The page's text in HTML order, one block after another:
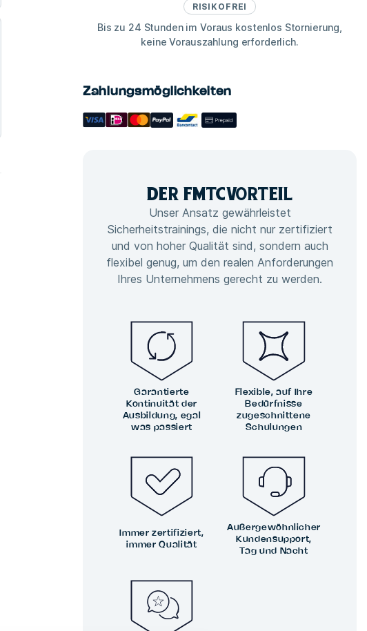
RISIKOFREI
Bis zu 24 Stunden im Voraus kostenlos Stornierung,
keine Vorauszahlung erforderlich.
Zahlungsmöglichkeiten
DER FMTCVORTEIL
Unser Ansatz gewährleistet
Sicherheitstrainings, die nicht nur zertifiziert
und von hoher Qualität sind, sondern auch
flexibel genug, um den realen Anforderungen
Ihres Unternehmens gerecht zu werden.
Garantierte
Kontinuität der
Ausbildung, egal
was passiert
Flexible, auf Ihre
Bedürfnisse
zugeschnittene
Schulungen
Immer zertifiziert,
immer Qualität
Außergewöhnlicher
Kundensupport,
Tag und Nacht